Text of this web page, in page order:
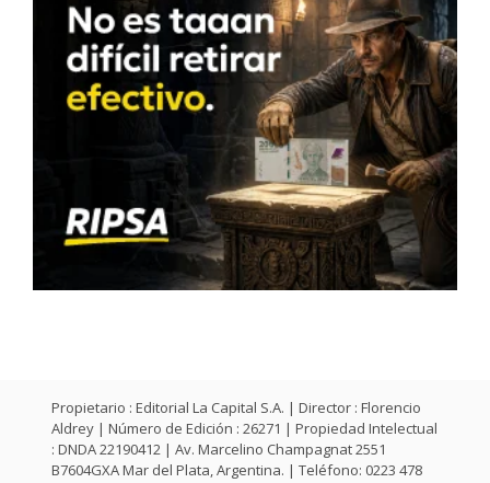
Propietario : Editorial La Capital S.A. | Director : Florencio
Aldrey | Número de Edición : 26271 | Propiedad Intelectual
: DNDA 22190412 | Av. Marcelino Champagnat 2551
B7604GXA Mar del Plata, Argentina. | Teléfono: 0223 478